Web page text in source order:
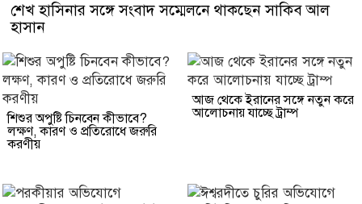
শেখ হাসিনার সঙ্গে সংবাদ সম্মেলনে থাকছেন সাকিব আল
হাসান
শিশুর অপুষ্টি চিনবেন কীভাবে?
লক্ষণ, কারণ ও প্রতিরোধে জরুরি
করণীয়
আজ থেকে ইরানের সঙ্গে নতুন করে
আলোচনায় যাচ্ছে ট্রাম্প